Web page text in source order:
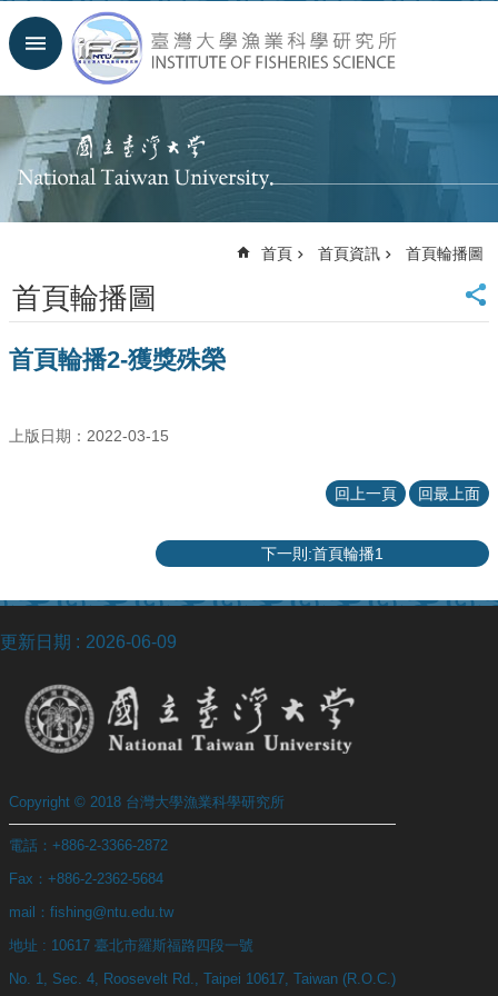
跳到主要內容區塊
進
搜
尋
回
首
頁
頁
絡
English
於
我
們
系
所
成
學
術
研
究
課
程
地
首頁 首頁資訊 首頁輪播圖
首頁輪播圖
首頁輪播2-獲獎殊榮
上版日期：2022-03-15
回上一頁 回最上面
下一則:首頁輪播1
更新日期 2026-06-09
Copyright © 2018 台灣大學漁業科學研究所
電話：+886-2-3366-2872
Fax：+886-2-2362-5684
mail：fishing@ntu.edu.tw
地址 : 10617 臺北市羅斯福路四段一號
No. 1, Sec. 4, Roosevelt Rd., Taipei 10617, Taiwan (R.O.C.)